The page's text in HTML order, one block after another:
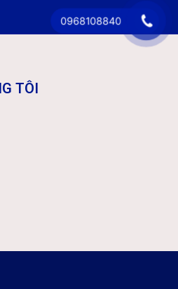
TÔI
0968108840